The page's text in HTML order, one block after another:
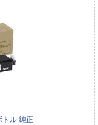
ル 純正